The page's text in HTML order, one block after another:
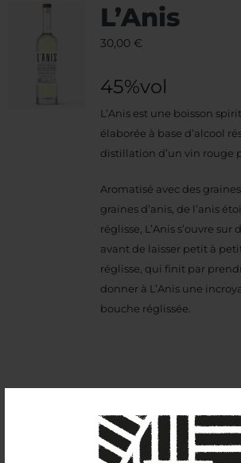
L’Anis
30,00 €
45%vol
L’Anis est une boisson
élaborée à base d’alcool
distillation d’un vin rouge
Aromatisé avec des
graines d’anis, de l’anis
réglisse, L’Anis s’ouvre sur
avant de laisser petit à
réglisse, qui finit par
donner à L’Anis une
bouche réglissée.
L’Origin